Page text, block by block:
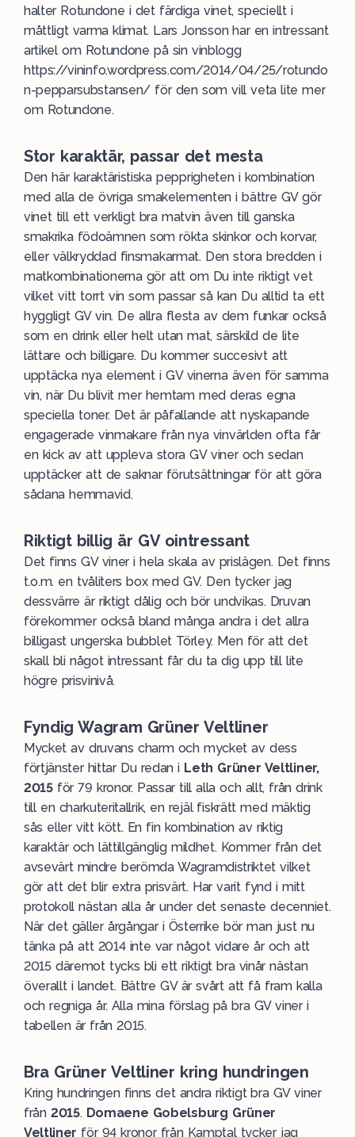
halter Rotundone i det färdiga vinet, speciellt i
måttligt varma klimat. Lars Jonsson har en intressant
artikel om Rotundone på sin vinblogg
https://vininfo.wordpress.com/2014/04/25/rotundo
n-pepparsubstansen/ för den som vill veta lite mer
om Rotundone.
Stor karaktär, passar det mesta
Den här karaktäristiska pepprigheten i kombination
med alla de övriga smakelementen i bättre GV gör
vinet till ett verkligt bra matvin även till ganska
smakrika födoämnen som rökta skinkor och korvar,
eller välkryddad finsmakarmat. Den stora bredden i
matkombinationerna gör att om Du inte riktigt vet
vilket vitt torrt vin som passar så kan Du alltid ta ett
hyggligt GV vin. De allra flesta av dem funkar också
som en drink eller helt utan mat, särskild de lite
lättare och billigare. Du kommer succesivt att
upptäcka nya element i GV vinerna även för samma
vin, när Du blivit mer hemtam med deras egna
speciella toner. Det är påfallande att nyskapande
engagerade vinmakare från nya vinvärlden ofta får
en kick av att uppleva stora GV viner och sedan
upptäcker att de saknar förutsättningar för att göra
sådana hemmavid.
Riktigt billig är GV ointressant
Det finns GV viner i hela skala av prislägen. Det finns
t.o.m. en tvåliters box med GV. Den tycker jag
dessvärre är riktigt dålig och bör undvikas. Druvan
förekommer också bland många andra i det allra
billigast ungerska bubblet Törley. Men för att det
skall bli något intressant får du ta dig upp till lite
högre prisvinivå.
Fyndig Wagram Grüner Veltliner
Mycket av druvans charm och mycket av dess
förtjänster hittar Du redan i Leth Grüner Veltliner,
2015för 79 kronor. Passar till alla och allt, från drink
till en charkuteritallrik, en rejäl fiskrätt med mäktig
sås eller vitt kött. En fin kombination av riktig
karaktär och lättillgänglig mildhet. Kommer från det
avsevärt mindre berömda Wagramdistriktet vilket
gör att det blir extra prisvärt. Har varit fynd i mitt
protokoll nästan alla år under det senaste decenniet.
När det gäller årgångar i Österrike bör man just nu
tänka på att 2014 inte var något vidare år och att
2015 däremot tycks bli ett riktigt bra vinår nästan
överallt i landet. Bättre GV är svårt att få fram kalla
och regniga år. Alla mina förslag på bra GV viner i
tabellen är från 2015.
Bra Grüner Veltliner kring hundringen
Kring hundringen finns det andra riktigt bra GV viner
från 2015. Domaene Gobelsburg Grüner
Veltliner för 94 kronor från Kamptal tycker jag